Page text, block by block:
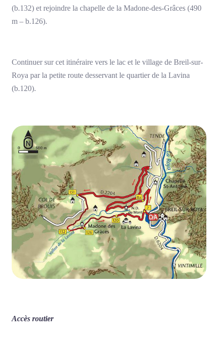
(b.132) et rejoindre la chapelle de la Madone-des-Grâces (490
m – b.126).
Continuer sur cet itinéraire vers le lac et le village de Breil-sur-
Roya par la petite route desservant le quartier de la Lavina
(b.120).
Accès routier